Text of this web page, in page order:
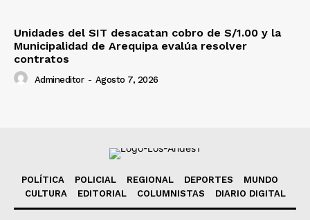
Unidades del SIT desacatan cobro de S/1.00 y la
Municipalidad de Arequipa evalúa resolver
contratos
Admineditor - Agosto 7, 2026
POLÍTICA POLICIAL REGIONAL DEPORTES
MUNDO
CULTURA
EDITORIAL COLUMNISTAS DIARIO DIGITAL